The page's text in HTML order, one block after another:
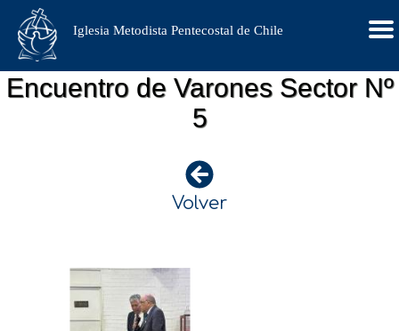
Iglesia Metodista Pentecostal de Chile
Encuentro de Varones Sector Nº
5
Volver